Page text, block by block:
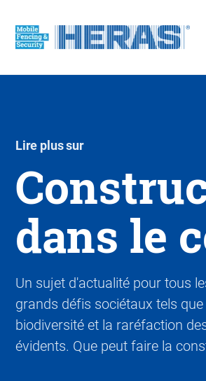
Lire plus sur
dans le
Un sujet d'actualité pour tous
grands défis sociétaux tels
biodiversité et la raréfaction
évidents. Que peut faire la